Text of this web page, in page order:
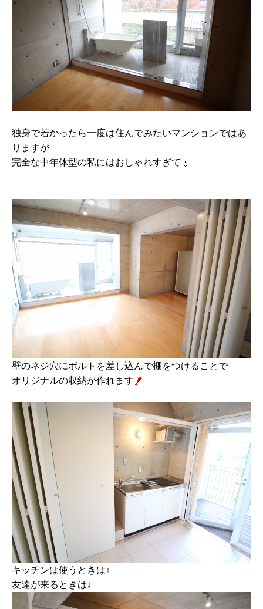
独身で若かったら一度は住んでみたいマンションではあ
りますが
完全な中年体型の私にはおしゃれすぎて
壁のネジ穴にボルトを差し込んで棚をつけることで
オリジナルの収納が作れます
キッチンは使うときは↑
友達が来るときは↓